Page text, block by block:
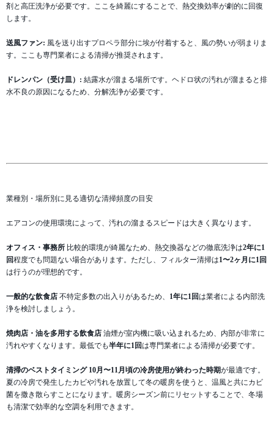
剤と高圧洗浄が必要です。ここを綺麗にすることで、熱交換効率が劇的に回復
します。
送風ファン: 風を送り出すプロペラ部分に埃が付着すると、風の勢いが弱まりま
す。ここも専門業者による清掃が推奨されます。
ドレンパン（受け皿）: 結露水が溜まる場所です。ヘドロ状の汚れが溜まると排
水不良の原因になるため、分解洗浄が必要です。
業種別・場所別に見る適切な清掃頻度の目安
エアコンの使用環境によって、汚れの溜まるスピードは大きく異なります。
オフィス・事務所 比較的環境が綺麗なため、熱交換器などの徹底洗浄は2年に1
回程度でも問題ない場合があります。ただし、フィルター清掃は1〜2ヶ月に1回
は行うのが理想的です。
一般的な飲食店 不特定多数の出入りがあるため、 1年に1回は業者による内部洗
浄を検討しましょう。
焼肉店・油を多用する飲食店 油煙が室内機に吸い込まれるため、内部が非常に
汚れやすくなります。最低でも半年に1回は専門業者による清掃が必要です。
清掃のベストタイミング 10月〜11月頃の冷房使用が終わった時期が最適です。
夏の冷房で発生したカビや汚れを放置して冬の暖房を使うと、温風と共にカビ
菌を撒き散らすことになります。暖房シーズン前にリセットすることで、冬場
も清潔で効率的な空調を利用できます。